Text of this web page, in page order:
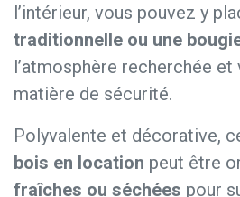
l’intérieur, vous pouvez y
traditionnelle ou une
l’atmosphère recherchée
matière de sécurité.
Polyvalente et décorative,
bois en location peut être
fraîches ou séchées pour